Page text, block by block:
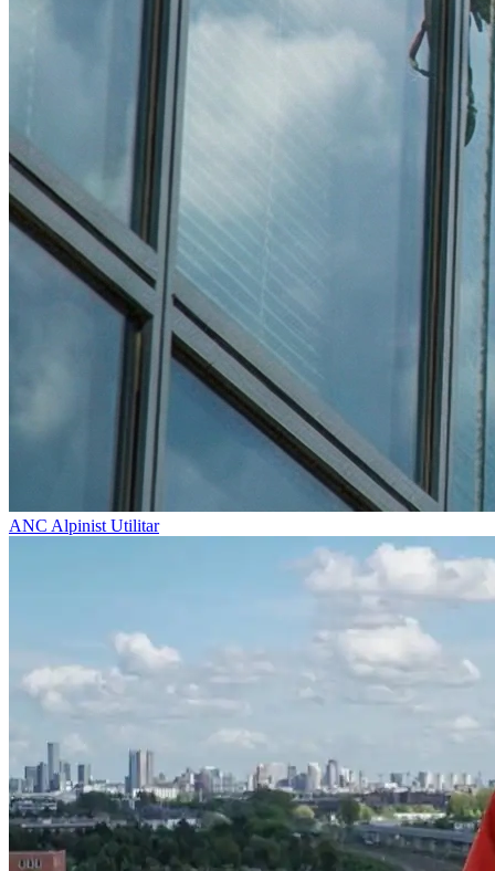
ANC Alpinist Utilitar